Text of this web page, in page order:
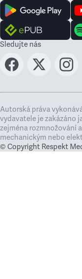
Sledujte nás
Autorská práva
vydavatele je zakázáno
zejména rozmnožování
mechanickým nebo
© Copyright Respekt